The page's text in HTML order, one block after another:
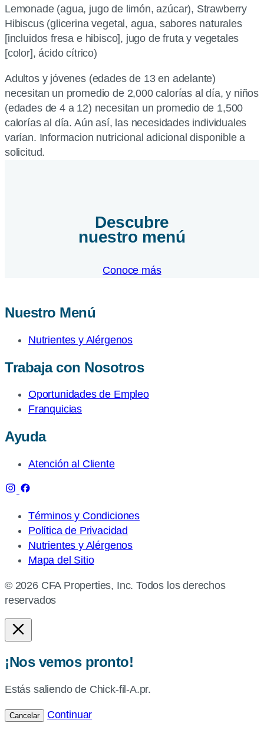
Lemonade (agua, jugo de limón, azúcar), Strawberry
Hibiscus (glicerina vegetal, agua, sabores naturales
[incluidos fresa e hibisco], jugo de fruta y vegetales
[color], ácido cítrico)
Adultos y jóvenes (edades de 13 en adelante)
necesitan un promedio de 2,000 calorías al día, y niños
(edades de 4 a 12) necesitan un promedio de 1,500
calorías al día. Aún así, las necesidades individuales
varían. Informacion nutricional adicional disponible a
solicitud.
Descubre
nuestro menú
Conoce más
Nuestro Menú
Nutrientes y Alérgenos
Trabaja con Nosotros
Oportunidades de Empleo
Franquicias
Ayuda
Atención al Cliente
Términos y Condiciones
Política de Privacidad
Nutrientes y Alérgenos
Mapa del Sitio
© 2026 CFA Properties, Inc. Todos los derechos
reservados
¡Nos vemos pronto!
Estás saliendo de Chick-fil-A.pr.
Cancelar Continuar